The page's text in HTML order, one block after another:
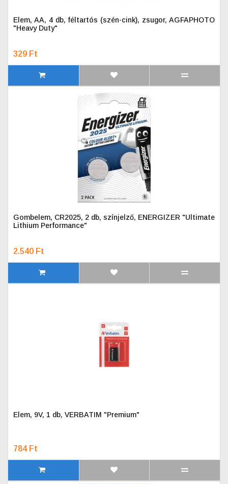
Elem, AA, 4 db, féltartós (szén-cink), zsugor, AGFAPHOTO
"Heavy Duty"
329 Ft
Gombelem, CR2025, 2 db, színjelző, ENERGIZER "Ultimate
Lithium Performance"
2.540 Ft
Elem, 9V, 1 db, VERBATIM "Premium"
784 Ft